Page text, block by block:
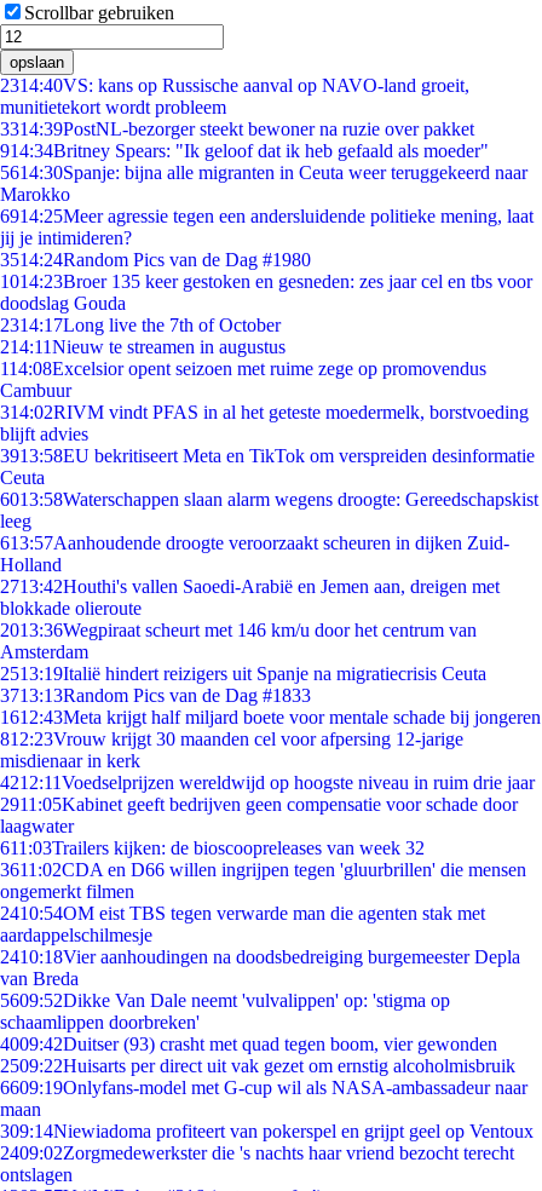
Scrollbar gebruiken
opslaan
2314:40VS: kans op Russische aanval op NAVO-land groeit,
munitietekort wordt probleem
3314:39PostNL-bezorger steekt bewoner na ruzie over pakket
914:34Britney Spears: "Ik geloof dat ik heb gefaald als moeder"
5614:30Spanje: bijna alle migranten in Ceuta weer teruggekeerd naar
Marokko
6914:25Meer agressie tegen een andersluidende politieke mening, laat
jij je intimideren?
3514:24Random Pics van de Dag #1980
1014:23Broer 135 keer gestoken en gesneden: zes jaar cel en tbs voor
doodslag Gouda
2314:17Long live the 7th of October
214:11Nieuw te streamen in augustus
114:08Excelsior opent seizoen met ruime zege op promovendus
Cambuur
314:02RIVM vindt PFAS in al het geteste moedermelk, borstvoeding
blijft advies
3913:58EU bekritiseert Meta en TikTok om verspreiden desinformatie
Ceuta
6013:58Waterschappen slaan alarm wegens droogte: Gereedschapskist
leeg
613:57Aanhoudende droogte veroorzaakt scheuren in dijken Zuid-
Holland
2713:42Houthi's vallen Saoedi-Arabië en Jemen aan, dreigen met
blokkade olieroute
2013:36Wegpiraat scheurt met 146 km/u door het centrum van
Amsterdam
2513:19Italië hindert reizigers uit Spanje na migratiecrisis Ceuta
3713:13Random Pics van de Dag #1833
1612:43Meta krijgt half miljard boete voor mentale schade bij jongeren
812:23Vrouw krijgt 30 maanden cel voor afpersing 12-jarige
misdienaar in kerk
4212:11Voedselprijzen wereldwijd op hoogste niveau in ruim drie jaar
2911:05Kabinet geeft bedrijven geen compensatie voor schade door
laagwater
611:03Trailers kijken: de bioscoopreleases van week 32
3611:02CDA en D66 willen ingrijpen tegen 'gluurbrillen' die mensen
ongemerkt filmen
2410:54OM eist TBS tegen verwarde man die agenten stak met
aardappelschilmesje
2410:18Vier aanhoudingen na doodsbedreiging burgemeester Depla
van Breda
5609:52Dikke Van Dale neemt 'vulvalippen' op: 'stigma op
schaamlippen doorbreken'
4009:42Duitser (93) crasht met quad tegen boom, vier gewonden
2509:22Huisarts per direct uit vak gezet om ernstig alcoholmisbruik
6609:19Onlyfans-model met G-cup wil als NASA-ambassadeur naar
maan
309:14Niewiadoma profiteert van pokerspel en grijpt geel op Ventoux
2409:02Zorgmedewerkster die 's nachts haar vriend bezocht terecht
ontslagen